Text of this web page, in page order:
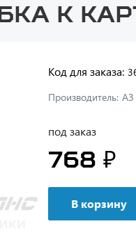
к
Код для заказа:
Производитель: АЗ
под заказ
768 ₽
В корзину